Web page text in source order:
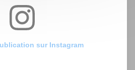
sur Instagram